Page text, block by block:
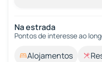
Na estrada
Pontos de interesse ao
Alojamentos